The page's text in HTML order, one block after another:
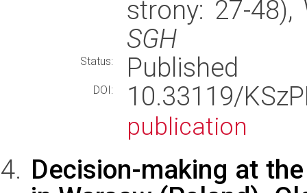
strony: 27-
SGH
Status: Published
DOI: 10.33119/
publication
Decision-making at